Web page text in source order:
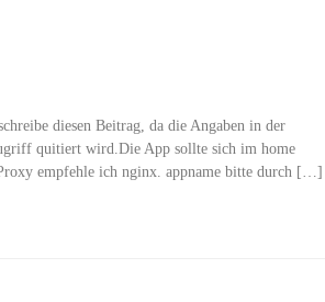
diesen Beitrag, da die Angaben in der
quitiert wird.Die App sollte sich im home
empfehle ich nginx. appname bitte durch […]